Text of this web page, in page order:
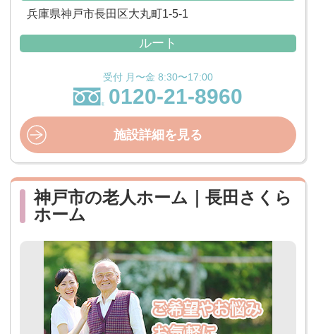
兵庫県神戸市長田区大丸町1-5-1
ルート
受付 月〜金 8:30〜17:00
0120-21-8960
施設詳細を見る
神戸市の老人ホーム｜長田さくら
ホーム